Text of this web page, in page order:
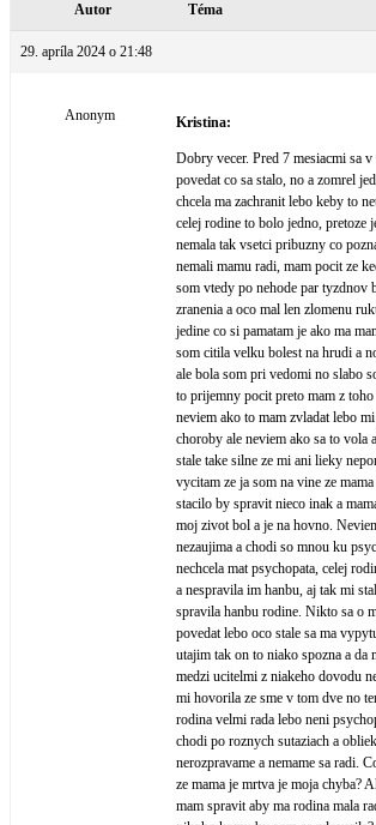
Autor Téma
29. apríla 2024 o 21:48
Anonym Kristina:
Dobry vecer. Pred 7 mesiacmi sa
povedat co sa stalo, no a zomrel
chcela ma zachranit lebo keby to
celej rodine to bolo jedno, pretoze
nemala tak vsetci pribuzny co
nemali mamu radi, mam pocit ze
som vtedy po nehode par tyzdnov
zranenia a oco mal len zlomenu
jedine co si pamatam je ako ma
som citila velku bolest na hrudi a
ale bola som pri vedomi no slabo
to prijemny pocit preto mam z
neviem ako to mam zvladat lebo
choroby ale neviem ako sa to vola
stale take silne ze mi ani lieky
vycitam ze ja som na vine ze
stacilo by spravit nieco inak a
moj zivot bol a je na hovno.
nezaujima a chodi so mnou ku
nechcela mat psychopata, celej
a nespravila im hanbu, aj tak mi
spravila hanbu rodine. Nikto sa o
povedat lebo oco stale sa ma
utajim tak on to niako spozna a da
medzi ucitelmi z niakeho dovodu
mi hovorila ze sme v tom dve no
rodina velmi rada lebo neni
chodi po roznych sutaziach a
nerozpravame a nemame sa radi.
ze mama je mrtva je moja chyba?
mam spravit aby ma rodina mala